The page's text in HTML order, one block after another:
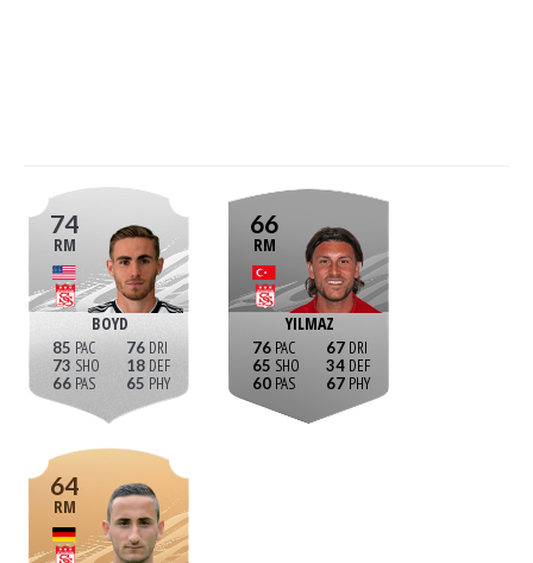
74
RM
BOYD
85
73
66
76
18
65
66
RM
YILMAZ
76
65
60
67
34
67
64
RM